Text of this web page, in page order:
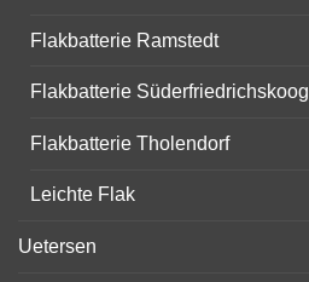
Flakbatterie Ramstedt
Flakbatterie Süderfriedrichskoog
Flakbatterie Tholendorf
Leichte Flak
Uetersen